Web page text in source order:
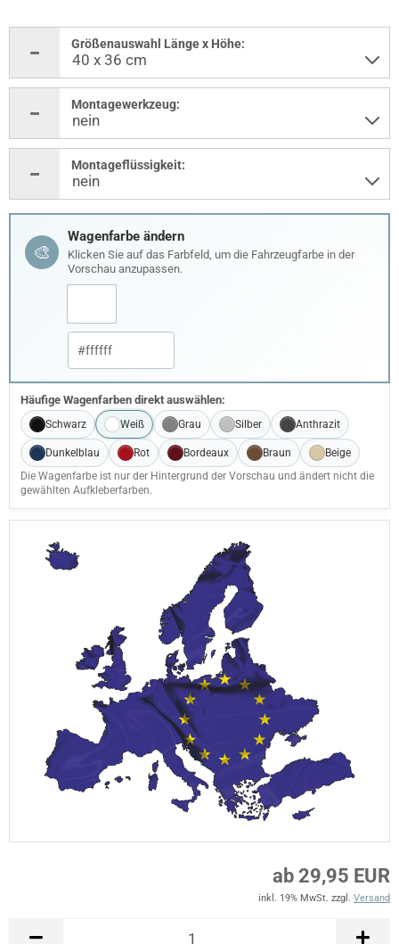
Größenauswahl Länge x Höhe:
Montagewerkzeug:
Montageflüssigkeit:
🎨
Wagenfarbe ändern
Klicken Sie auf das Farbfeld, um die Fahrzeugfarbe in der
Vorschau anzupassen.
Häufige Wagenfarben direkt auswählen:
Schwarz Weiß Grau Silber Anthrazit
Dunkelblau Rot Bordeaux Braun
Beige
Die Wagenfarbe ist nur der Hintergrund der Vorschau und ändert nicht die
gewählten Aufkleberfarben.
ab 29,95 EUR
inkl. 19% MwSt. zzgl. Versand